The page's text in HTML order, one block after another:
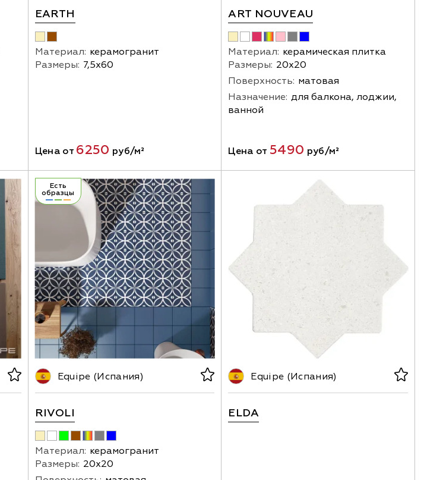
EARTH
Материал: керамогранит
Размеры: 7,5х60
Цена от 6250 руб/м²
ART NOUVEAU
Материал: керамическая плитка
Размеры: 20х20
Поверхность: матовая
Назначение: для балкона, лоджии,
ванной
Цена от 5490 руб/м²
Есть
образцы
Equipe (Испания)
RIVOLI
Материал: керамогранит
Размеры: 20х20
Equipe (Испания)
ELDA